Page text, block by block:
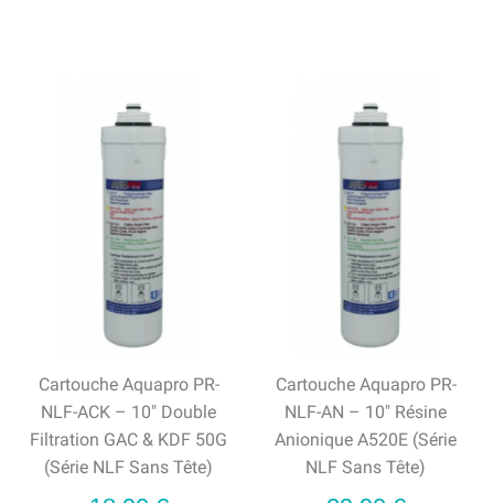
Cartouche Aquapro PR-
NLF-ACK – 10" Double
Filtration GAC & KDF 50G
(série NLF Sans Tête)
Cartouche Aquapro PR-
NLF-AN – 10" Résine
Anionique A520E (série
NLF Sans Tête)